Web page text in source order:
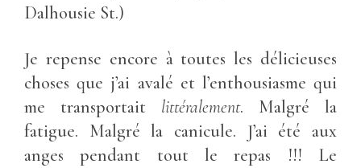
Dalhousie St.)
Je repense encore à toutes les délicieuses
choses que j’ai avalé et l’enthousiasme qui
me transportait littéralement. Malgré la
fatigue. Malgré la canicule. J’ai été aux
anges pendant tout le repas !!! Le